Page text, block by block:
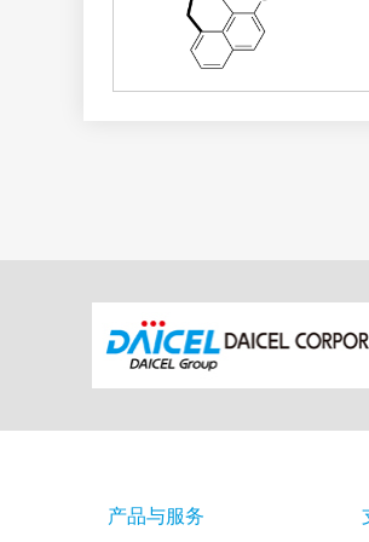
产品与服务